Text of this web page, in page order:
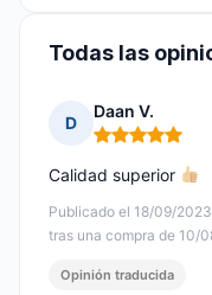
Todas las
D
Daan V.
Nota: 5 de 5
Publicado el 18/09/
tras una compra de 10/
Calidad superior
Opinión traducida